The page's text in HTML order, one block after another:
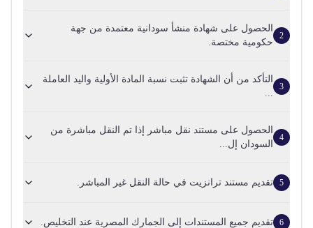
2
الحصول على شهادة منشأ سودانية معتمدة من جهة
حكومية مختصة.
3
التأكد من أن الشهادة تثبت نسبة المادة الأولية واليد العاملة
...
4
الحصول على مستند نقل مباشر إذا تم النقل مباشرة من
السودان إل...
5 تقديم مستند ترانزيت في حالة النقل غير المباشر.
6 تقديم جميع المستندات إلى الجمارك المصرية عند التخليص.